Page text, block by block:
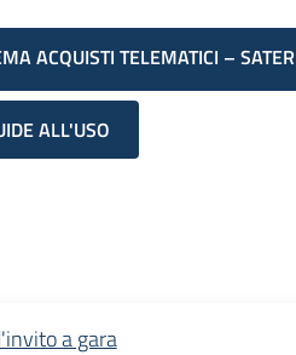
ACQUISTI TELEMATICI – SATER
ALL'USO
a gara